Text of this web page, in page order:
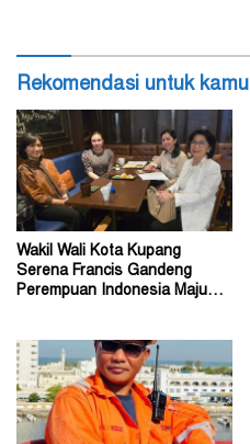
Rekomendasi untuk kamu
Wakil Wali Kota Kupang
Serena Francis Gandeng
Perempuan Indonesia Maju